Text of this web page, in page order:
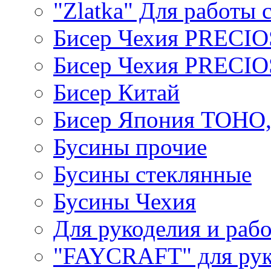
"Zlatka" Для работы
Бисер Чехия
Бисер Чехия
Бисер Китай
Бисер Япония
Бусины прочие
Бусины стеклянные
Бусины Чехия
Для рукоделия и
"FAYCRAFT" для